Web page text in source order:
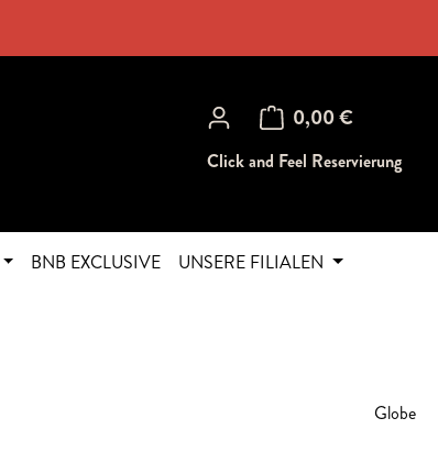
0,00 €
Warenkorb enthält 0
Click and Feel Reservierung
BNB EXCLUSIVE
UNSERE FILIALEN
Globe